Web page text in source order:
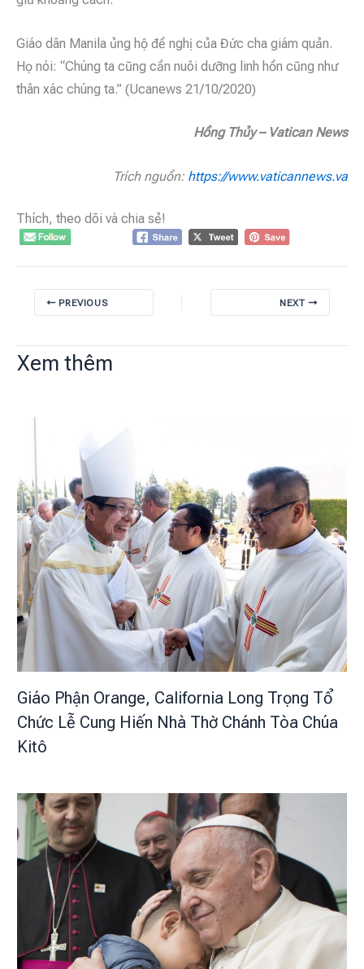
Giáo dân Manila ủng hộ đề nghị của Đức cha giám quản.
Họ nói: “Chúng ta cũng cần nuôi dưỡng linh hồn cũng như
thân xác chúng ta.” (Ucanews 21/10/2020)
Hồng Thủy – Vatican News
Trích nguồn: https://www.vaticannews.va
Thích, theo dõi và chia sẻ!
PREVIOUS NEXT
Xem thêm
Giáo Phận Orange, California Long Trọng Tổ
Chức Lễ Cung Hiến Nhà Thờ Chánh Tòa Chúa
Kitô